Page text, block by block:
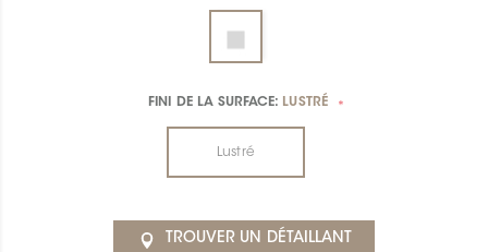
FINI DE LA SURFACE: LUSTRÉ *
Lustré
TROUVER UN DÉTAILLANT